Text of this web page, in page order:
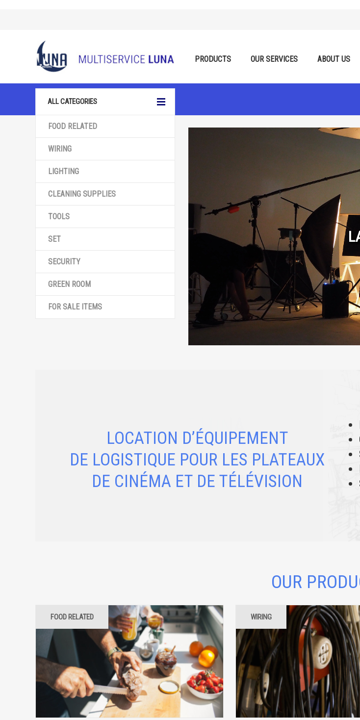
PRODUCTS OUR SERVICES ABOUT US
ALL CATEGORIES
FOOD RELATED
WIRING
LIGHTING
CLEANING SUPPLIES
TOOLS
SET
SECURITY
GREEN ROOM
FOR SALE ITEMS
LOCATION D’ÉQUIPEMENT
DE LOGISTIQUE POUR LES PLATEAUX
DE CINÉMA ET DE TÉLÉVISION
OUR
FOOD RELATED
CRAFT
HOME APPLIANCE
EXTERIOR
WIRING
ELECTRICAL EQUIPMENT
JOY
SEAWAY